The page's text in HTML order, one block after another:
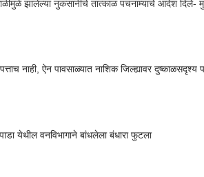
झालेल्या नुकसानीचे तात्काळ पंचनाम्याचे आदेश दिले-
नाही, ऐन पावसाळ्यात नाशिक जिल्ह्यावर दुष्काळसदृश्य
येथील वनविभागाने बांधलेला बंधारा फुटला